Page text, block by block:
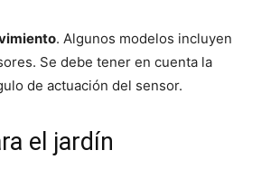
. Algunos modelos incluyen
Se debe tener en cuenta la
de actuación del sensor.
el jardín